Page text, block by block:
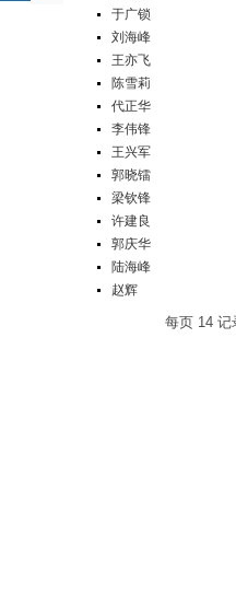
于广锁
刘海峰
王亦飞
陈雪莉
代正华
李伟锋
王兴军
郭晓镭
梁钦锋
许建良
郭庆华
陆海峰
赵辉
每页 14记